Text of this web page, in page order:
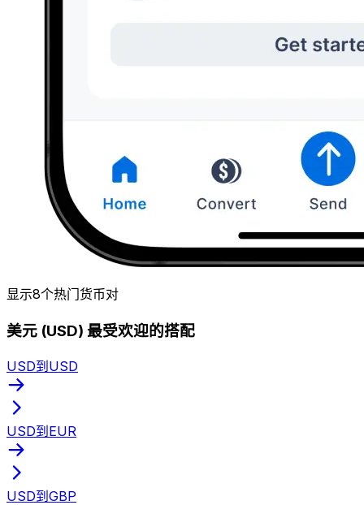
显示8个热门货币对
美元 (USD) 最受欢迎的搭配
USD到USD
USD到EUR
USD到GBP